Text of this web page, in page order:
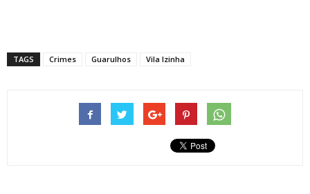
TAGS Crimes Guarulhos Vila Izinha